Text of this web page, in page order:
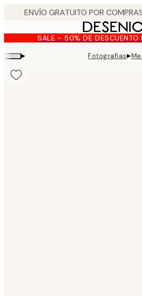
content.SALE - 50% DE DESCUENTO
▸ Fotografías▸